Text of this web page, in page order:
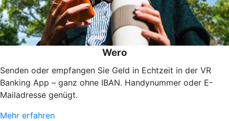
Wero
Senden oder empfangen Sie Geld in Echtzeit in der VR
Banking App – ganz ohne IBAN. Handynummer oder E-
Mailadresse genügt.
Mehr erfahren